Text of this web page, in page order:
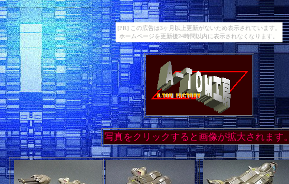
[PR] この広告は3ヶ月以上更新がないため表示されています。
ホームページを更新後24時間以内に表示されなくなります。
写真をクリックすると画像が拡大されます。